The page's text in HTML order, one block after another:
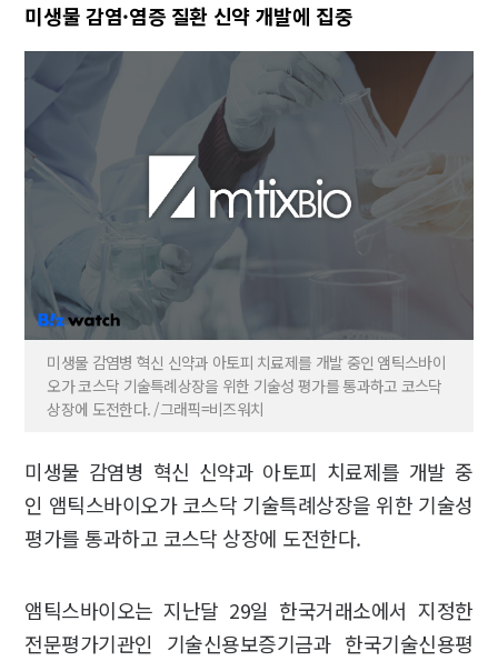
미생물 감염·염증 질환 신약 개발에 집중
미생물 감염병 혁신 신약과 아토피 치료제를 개발 중인 앰틱스바이
오가 코스닥 기술특례상장을 위한 기술성 평가를 통과하고 코스닥
상장에 도전한다. /그래픽=비즈워치
미생물 감염병 혁신 신약과 아토피 치료제를 개발 중
인 앰틱스바이오가 코스닥 기술특례상장을 위한 기술성
평가를 통과하고 코스닥 상장에 도전한다.
앰틱스바이오는 지난달 29일 한국거래소에서 지정한
전문평가기관인 기술신용보증기금과 한국기술신용평